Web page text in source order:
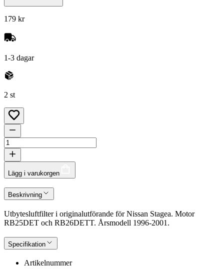
179 kr
1-3 dagar
2 st
Lägg i varukorgen
Beskrivning
Utbytesluftfilter i originalutförande för Nissan Stagea. Motor
RB25DET och RB26DETT. Årsmodell 1996-2001.
Specifikation
Artikelnummer